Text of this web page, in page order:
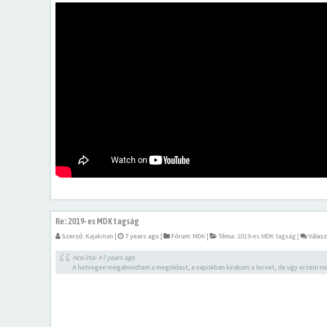
Re: 2019-es MDK tagság
Szerző: Kajakman ¦ 7 years ago ¦ Fórum: MDK¦ Téma: 2019-es MDK tagság ¦
ricsiírta:↑7 years ago
A hetvegen megalmodtam a megoldast, a napokban kirakom a tervet, de ugy erzem